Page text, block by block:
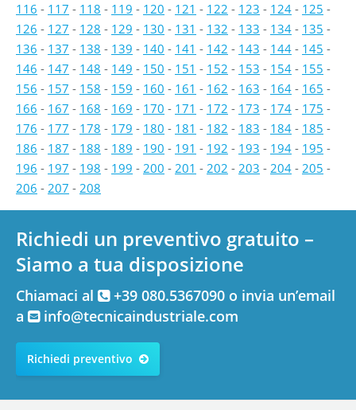
116 - 117 - 118 - 119 - 120 - 121 - 122 - 123 - 124 - 125 -
126 - 127 - 128 - 129 - 130 - 131 - 132 - 133 - 134 - 135 -
136 - 137 - 138 - 139 - 140 - 141 - 142 - 143 - 144 - 145 -
146 - 147 - 148 - 149 - 150 - 151 - 152 - 153 - 154 - 155 -
156 - 157 - 158 - 159 - 160 - 161 - 162 - 163 - 164 - 165 -
166 - 167 - 168 - 169 - 170 - 171 - 172 - 173 - 174 - 175 -
176 - 177 - 178 - 179 - 180 - 181 - 182 - 183 - 184 - 185 -
186 - 187 - 188 - 189 - 190 - 191 - 192 - 193 - 194 - 195 -
196 - 197 - 198 - 199 - 200 - 201 - 202 - 203 - 204 - 205 -
206 - 207 - 208
Richiedi un preventivo gratuito –
Siamo a tua disposizione
Chiamaci al
+39 080.5367090 o invia un’email
a
info@tecnicaindustriale.com
Richiedi preventivo